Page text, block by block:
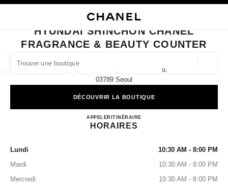
TROUVER UNE BOUTIQUE
Les suggestions sont affichées sous cette barre de recherche
0 Suggestions disponibles
FERMER LA FICHE BOUTIQUE HYUNDAI SHINCHON CHANEL
HYUNDAI SHINCHON CHANEL
FRAGRANCE & BEAUTY COUNTER
1f, 83, Sinchon-Ro, Seodaemun-Gu,
03789 Seoul
DÉCOUVRIR LA BOUTIQUE
APPELER+82 2 3145 2100
ITINÉRAIREHyundai Shinchon CHANEL
HORAIRES
Lundi
10:30 AM - 8:00 PM
Mardi
10:30 AM - 8:00 PM
Mercredi
10:30 AM - 8:00 PM
filtres
filtrer les résultats par :